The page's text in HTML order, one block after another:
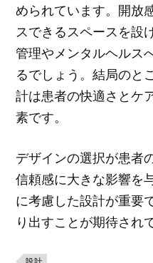
められています。開放
スできるスペースを設
管理やメンタルヘルス
るでしょう。結局のと
計は患者の快適さとケ
素です。
デザインの選択が患者
信頼感に大きな影響を
に考慮した設計が重要
り出すことが期待され
設計